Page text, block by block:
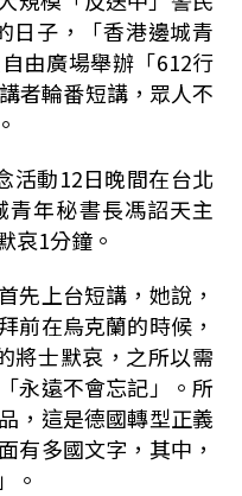
日子，「香港邊城青
由廣場舉辦「612行
者輪番短講，眾人不
活動12日晚間在台北
青年秘書長馮詔天主
哀1分鐘。
先上台短講，她說，
前在烏克蘭的時候，
將士默哀，之所以需
永遠不會忘記」。所
，這是德國轉型正義
有多國文字，其中，
。